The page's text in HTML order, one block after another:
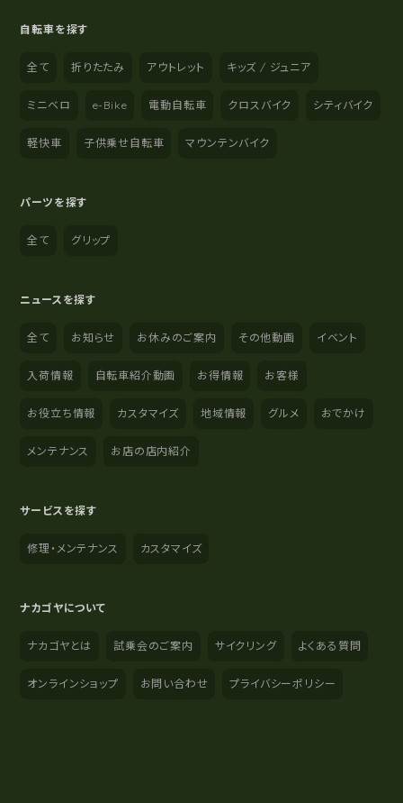
自転車を探す
全て 折りたたみ アウトレット キッズ / ジュニア
ミニベロ e-Bike 電動自転車 クロスバイク シティバイク
軽快車 子供乗せ自転車 マウンテンバイク
パーツを探す
全て グリップ
ニュースを探す
全て お知らせ お休みのご案内 その他動画 イベント
入荷情報 自転車紹介動画 お得情報 お客様
お役立ち情報 カスタマイズ 地域情報 グルメ おでかけ
メンテナンス お店の店内紹介
サービスを探す
修理・メンテナンス カスタマイズ
ナカゴヤについて
ナカゴヤとは 試乗会のご案内 サイクリング よくある質問
オンラインショップ お問い合わせ プライバシーポリシー